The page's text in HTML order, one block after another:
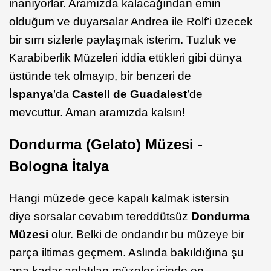
inanıyorlar. Aramızda kalacağından emin
olduğum ve duyarsalar Andrea ile Rolf’i üzecek
bir sırrı sizlerle paylaşmak isterim. Tuzluk ve
Karabiberlik Müzeleri iddia ettikleri gibi dünya
üstünde tek olmayıp, bir benzeri de
İspanya’da Castell de Guadalest’de
mevcuttur. Aman aramızda kalsın!
Dondurma (Gelato) Müzesi -
Bologna İtalya
Hangi müzede gece kapalı kalmak istersin
diye sorsalar cevabım tereddütsüz Dondurma
Müzesi olur. Belki de ondandır bu müzeye bir
parça iltimas geçmem. Aslında bakıldığına şu